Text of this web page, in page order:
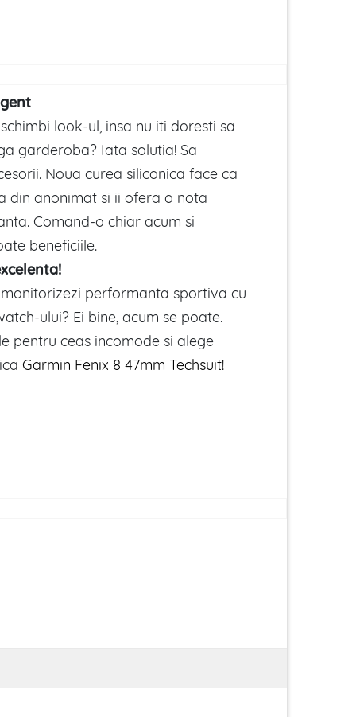
look-ul, insa nu iti doresti sa
garderoba? Iata solutia! Sa
Noua curea siliconica face ca
din anonimat si ii ofera o nota
Comand-o chiar acum si
beneficiile.
performanta sportiva cu
ului? Ei bine, acum se poate.
pentru ceas incomode si alege
Garmin Fenix 8 47mm Techsuit!